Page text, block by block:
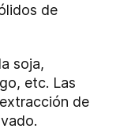
de
soja,
etc. Las
de